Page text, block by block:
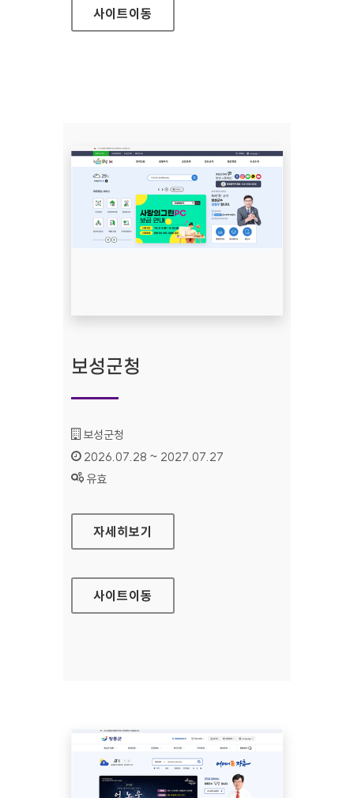
사이트이동
보성군청
기관명 :
보성군청
인증기간 :
2026.07.28 ~ 2027.07.27
상태 :
유효
보성군청
자세히보기
사이트이동